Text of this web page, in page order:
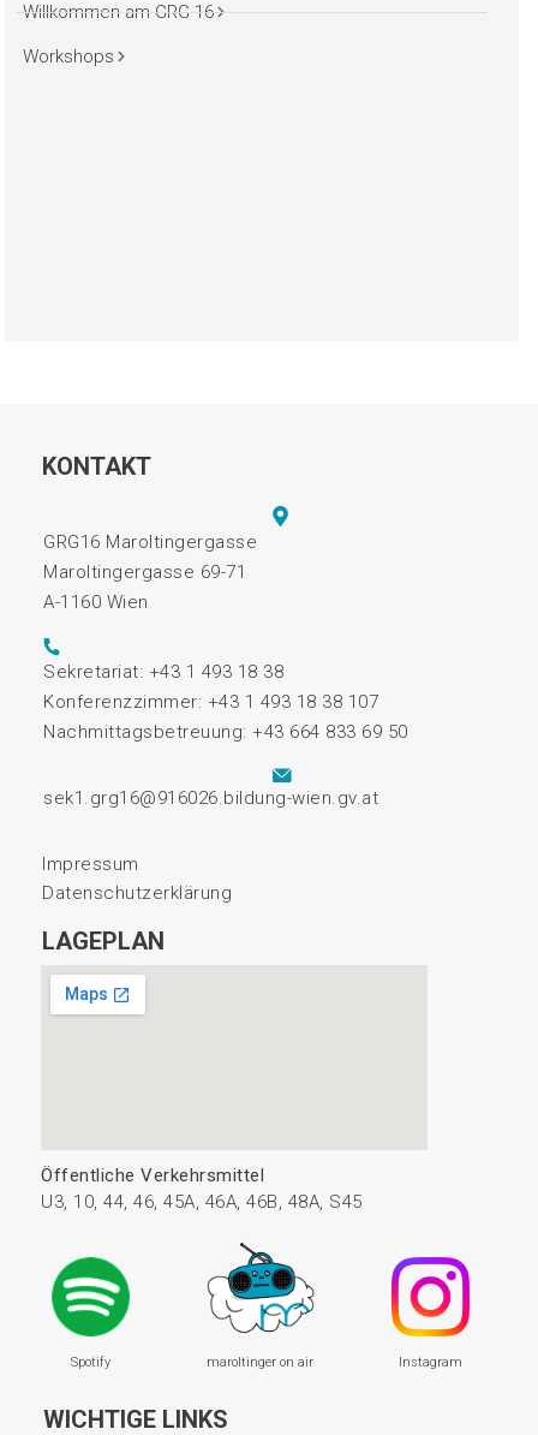
Willkommen am GRG 16
Workshops
KONTAKT
GRG16 Maroltingergasse
Maroltingergasse 69-71
A-1160 Wien
Sekretariat: +43 1 493 18 38
Konferenzzimmer: +43 1 493 18 38 107
Nachmittagsbetreuung: +43 664 833 69 50
sek1.grg16@916026.bildung-wien.gv.at
Impressum
Datenschutzerklärung
LAGEPLAN
Öffentliche Verkehrsmittel
U3, 10, 44, 46, 45A, 46A, 46B, 48A, S45
Spotify maroltinger on air Instagram
WICHTIGE LINKS